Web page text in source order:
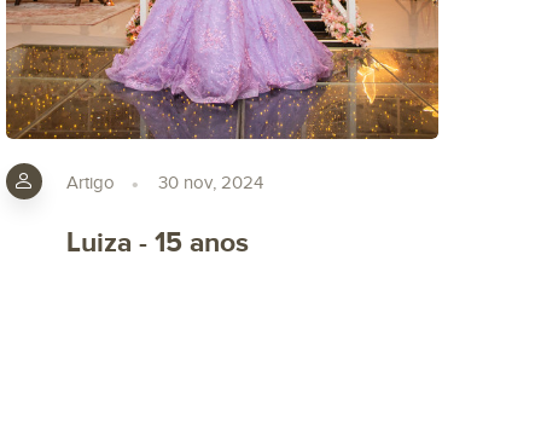
Artigo 30 nov, 2024
Luiza - 15 anos